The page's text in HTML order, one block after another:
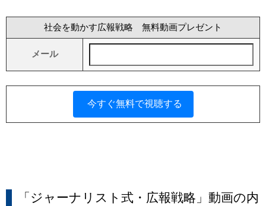
社会を動かす広報戦略 無料動画プレゼント
メール
「ジャーナリスト式・広報戦略」動画の内